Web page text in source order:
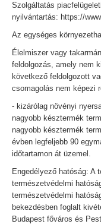
Szolgáltatás
nyilvántartás: https://
Az egységes
Élelmiszer vagy
feldolgozás, amely nem
következő feldolgozott
csomagolás nem képezi
- kizárólag növényi
nagyobb késztermék
nagyobb késztermék
évben legfeljebb 90
időtartamon át üzemel.
Engedélyező hatóság: A
természetvédelmi
természetvédelmi
bekezdésben foglalt
Budapest főváros és